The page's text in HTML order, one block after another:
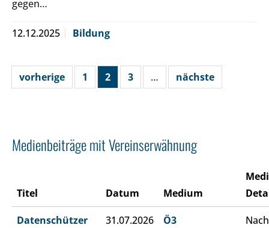
gegen…
12.12.2025 Bildung
vorherige 1 2 3 … nächste
Medienbeiträge mit Vereinserwähnung
Titel Datum Medium
Datenschützer
31.07.2026 Ö3